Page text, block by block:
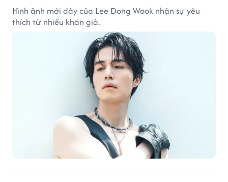
Hình ảnh mới đây của Lee Dong Wook nhận sự yêu
thích từ nhiều khán giả.